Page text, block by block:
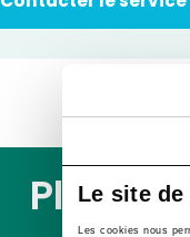
Le site
Les cookies nous